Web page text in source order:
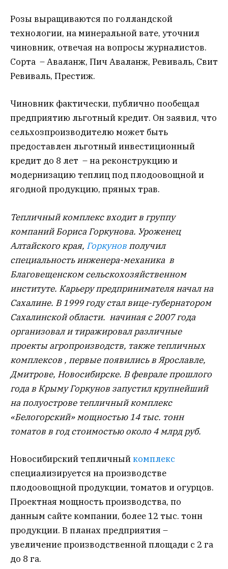
Розы выращиваются по голландской
технологии, на минеральной вате, уточнил
чиновник, отвечая на вопросы журналистов.
Сорта – Аваланж, Пич Аваланж, Ревиваль, Свит
Ревиваль, Престиж.
Чиновник фактически, публично пообещал
предприятию льготный кредит. Он заявил, что
сельхозпроизводителю может быть
предоставлен льготный инвестиционный
кредит до 8 лет – на реконструкцию и
модернизацию теплиц под плодоовощной и
ягодной продукцию, пряных трав.
Тепличный комплекс входит в группу
компаний Бориса Горкунова. Уроженец
Алтайского края, Горкунов получил
специальность инженера-механика в
Благовещенском сельскохозяйственном
институте. Карьеру предпринимателя начал на
Сахалине. В 1999 году стал вице-губернатором
Сахалинской области. начиная с 2007 года
организовал и тиражировал различные
проекты агропроизводств, также тепличных
комплексов , первые появились в Ярославле,
Дмитрове, Новосибирске. В феврале прошлого
года в Крыму Горкунов запустил крупнейший
на полуострове тепличный комплекс
«Белогорский» мощностью 14 тыс. тонн
томатов в год стоимостью около 4 млрд руб.
Новосибирский тепличныйкомплекс
специализируется на производстве
плодоовощной продукции, томатов и огурцов.
Проектная мощность производства, по
данным сайте компании, более 12 тыс. тонн
продукции. В планах предприятия –
увеличение производственной площади с 2 га
до 8 га.